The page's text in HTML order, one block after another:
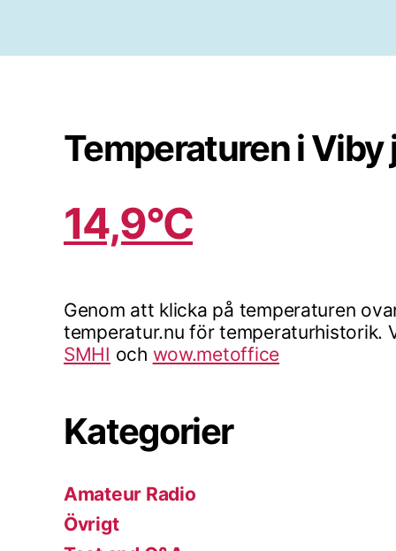
Temperaturen i Viby
14,9°C
Genom att klicka på temperaturen
temperatur.nu för temperaturhistorik.
SMHI och wow.metoffice
Kategorier
Amateur Radio
Övrigt